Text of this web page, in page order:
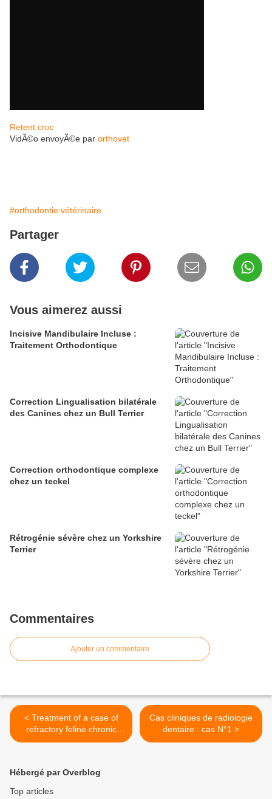
Retent croc
VidÃ©o envoyÃ©e par orthovet
#orthodontie vétérinaire
Partager
Vous aimerez aussi
Incisive Mandibulaire Incluse :
Traitement Orthodontique
Correction Lingualisation bilatérale
des Canines chez un Bull Terrier
Correction orthodontique complexe
chez un teckel
Rétrogénie sévère chez un Yorkshire
Terrier
Commentaires
Ajouter un commentaire
< Treatment of a case of
refractory feline chronic
stomatitis with interferon "in
Cas cliniques de radiologie
dentaire : cas N°1 >
Hébergé par Overblog
Top articles